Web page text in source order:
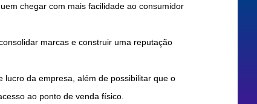
chegar com mais facilidade ao consumidor
marcas e construir uma reputação
da empresa, além de possibilitar que o
ao ponto de venda físico.